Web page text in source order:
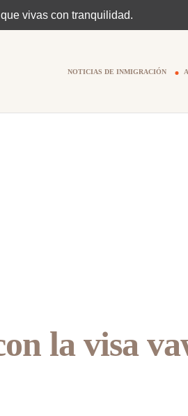
vivas con tranquilidad.
NOTICIAS DE INMIGRACIÓN
la visa